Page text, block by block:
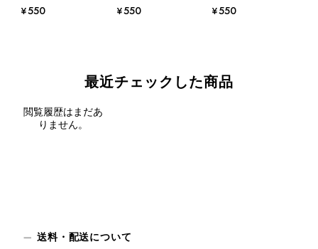
¥550 ¥550 ¥550
最近チェックした商品
閲覧履歴はまだあ
りません。
送料・配送について